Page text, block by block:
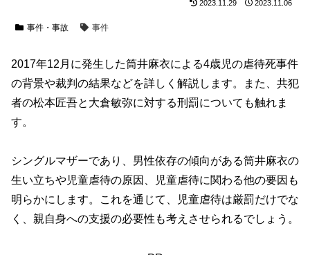
2023.11.29 2023.11.06
事件・事故 事件
2017年12月に発生した筒井麻衣による4歳児の虐待死事件
の背景や裁判の結果などを詳しく解説します。また、共犯
者の松本匠吾と大倉敏弥に対する刑罰についても触れま
す。
シングルマザーであり、男性依存の傾向がある筒井麻衣の
生い立ちや児童虐待の原因、児童虐待に関わる他の要因も
明らかにします。これを通じて、児童虐待は厳罰だけでな
く、親自身への支援の必要性も考えさせられるでしょう。